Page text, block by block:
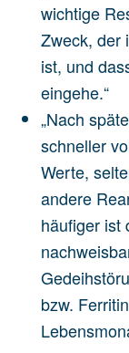
wichtige
Zweck, der
ist, und
eingehe.“
„Nach
schneller
Werte,
andere
häufiger ist
bzw.